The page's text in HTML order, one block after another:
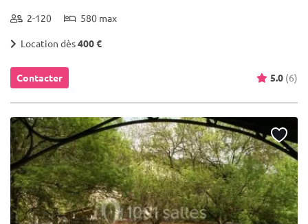
2-120 580 max
Location dès400 €
Contacter 5.0 (6)